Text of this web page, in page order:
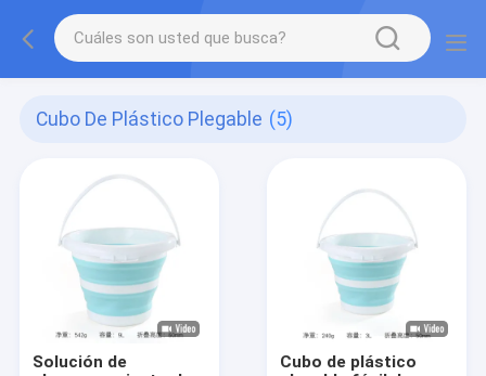
Cubo De Plástico Plegable (5)
Solución de
Cubo de plástico